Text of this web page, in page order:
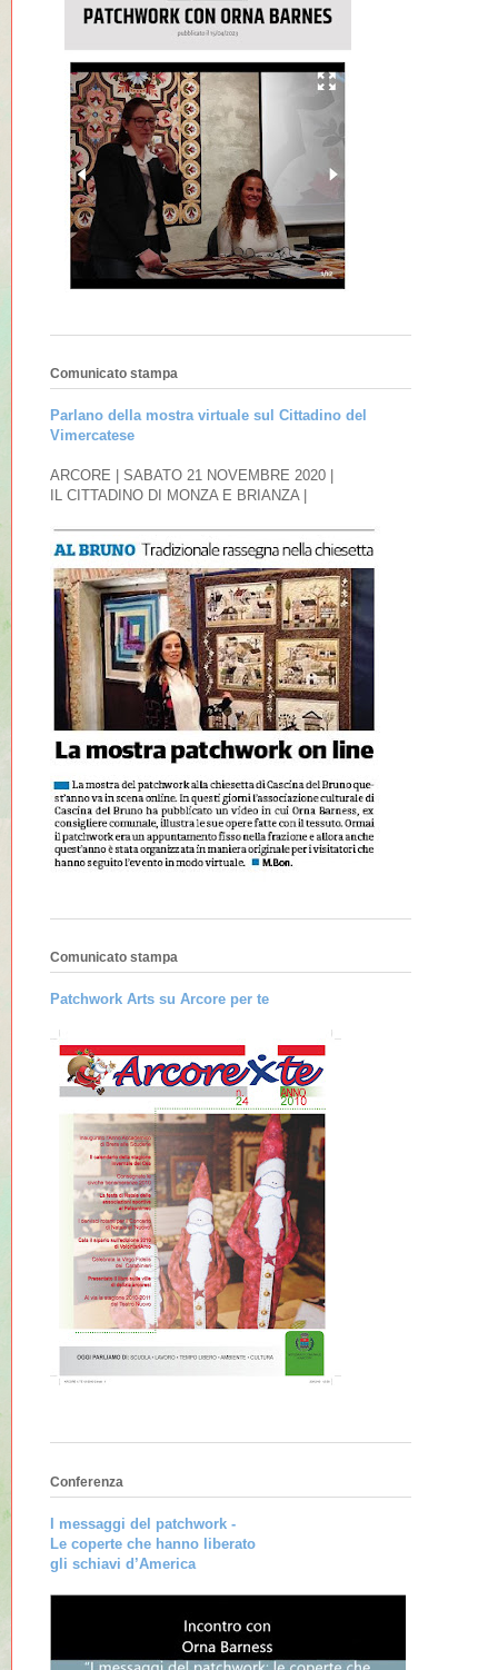
Comunicato stampa
Parlano della mostra virtuale sul Cittadino del
Vimercatese
ARCORE | SABATO 21 NOVEMBRE 2020 |
IL CITTADINO DI MONZA E BRIANZA |
Comunicato stampa
Patchwork Arts su Arcore per te
Conferenza
I messaggi del patchwork -
Le coperte che hanno liberato
gli schiavi d’America